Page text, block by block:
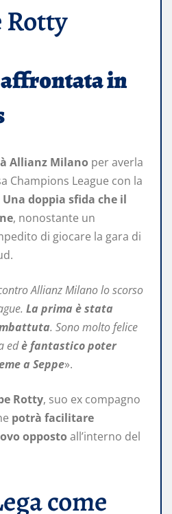
Rotty
in
Allianz Milano per averla
Champions League con la
Una doppia sfida che il
, nonostante un
di giocare la gara di
Allianz Milano lo scorso
La prima è stata
. Sono molto felice
edè fantastico poter
a Seppe».
Rotty, suo ex compagno
potrà facilitare
opposto all’interno del
come